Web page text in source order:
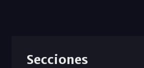
Secciones